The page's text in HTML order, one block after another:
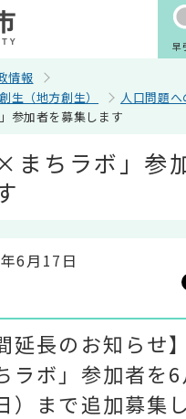
早
情報
生（地方創生）
人口問題
参加者を募集します
まちラボ」参
6月17日
延長のお知らせ
ラボ」参加者を6
）まで追加募集